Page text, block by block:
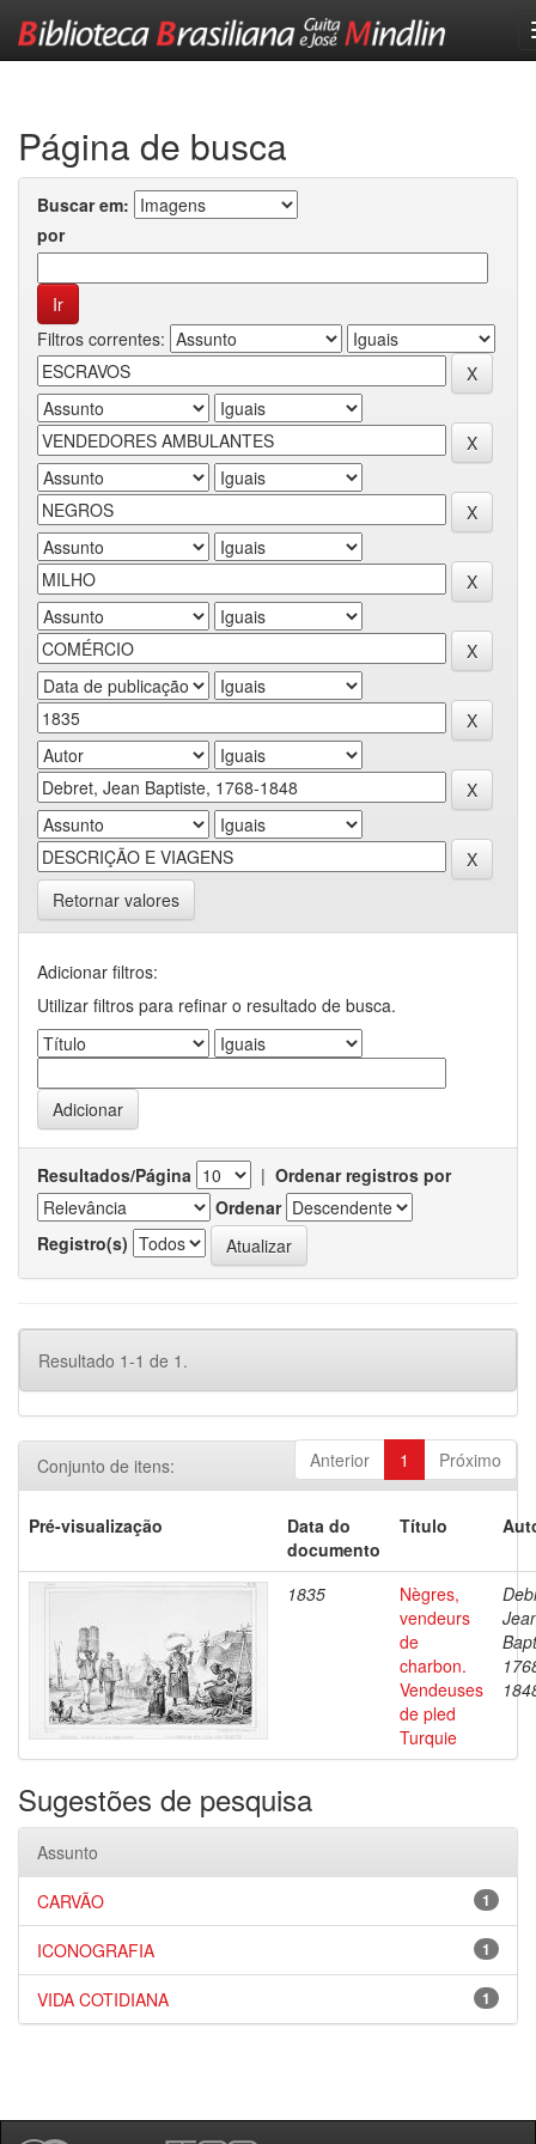
Página de busca
Buscar em:
por
Filtros correntes:
Retornar valores
Adicionar filtros:
Utilizar filtros para refinar o resultado de busca.
Resultados/Página | Ordenar registros por
Ordenar
Registro(s)
Resultado 1-1 de 1.
Anterior 1 Próximo
Conjunto de itens:
Pré-visualização
Data do
documento
Título
1835
Nègres,
vendeurs
de
charbon.
Vendeuses
de pled
Turquie
Sugestões de pesquisa
Assunto
1
CARVÃO
1
ICONOGRAFIA
1
VIDA COTIDIANA